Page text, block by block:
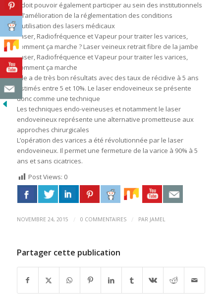
Il doit pouvoir également participer au sein des institutionnels
à l’amélioration de la réglementation des conditions
d’utilisation des lasers médicaux
Laser, Radiofréquence et Vapeur pour traiter les varices,
comment ça marche ? Laser veineux retrait fibre de la jambe
Laser, Radiofréquence et Vapeur pour traiter les varices,
comment ça marche
Elle a de très bon résultats avec des taux de récidive à 5 ans
estimés entre 5 et 10%. Le laser endoveineux se présente
donc comme une technique
Les techniques endo-veineuses et notamment le laser
endoveineux représente une alternative prometteuse aux
approches chirurgicales
L’opération des varices a été révolutionnée par le laser
endoveineux. Il permet une fermeture de la varice à 90% à 5
ans et sans cicatrices.
Post Views: 0
NOVEMBRE 24, 2015 / 0 COMMENTAIRES / PAR JAMEL
Partager cette publication